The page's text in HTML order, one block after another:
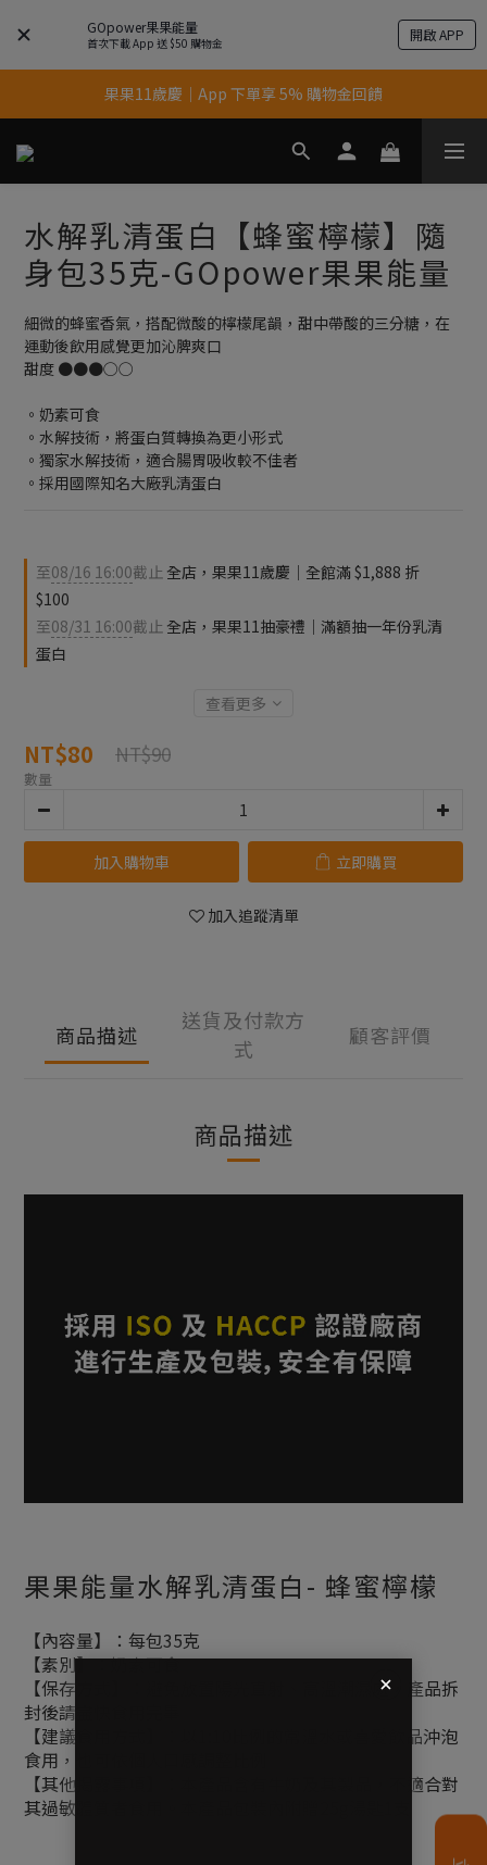
GOpower果果能量
首次下載 App 送 $50 購物金 開啟 APP
果果11歲慶｜App 下單享 5% 購物金回饋
果果11歲慶｜App 下單享 5% 購物金回饋
結帳輸入優惠代碼【gopower】享全單95折優惠！
果果11歲慶｜App 下單享 5% 購物金回饋
水解乳清蛋白【蜂蜜檸檬】隨
身包35克-GOpower果果能量
細微的蜂蜜香氣，搭配微酸的檸檬尾韻，甜中帶酸的三分糖，在
運動後飲用感覺更加沁脾爽口
甜度 ●●●○○
。奶素可食
。水解技術，將蛋白質轉換為更小形式
。獨家水解技術，適合腸胃吸收較不佳者
。採用國際知名大廠乳清蛋白
至08/16 16:00截止 全店，果果11歲慶｜全館滿 $1,888 折
$100
至08/31 16:00截止 全店，果果11抽豪禮｜滿額抽一年份乳清
蛋白
查看更多
NT$80 NT$90
數量
加入購物車 立即購買
加入追蹤清單
商品描述
送貨及付款方
式
顧客評價
商品描述
果果能量水解乳清蛋白- 蜂蜜檸檬
【內容量】：每包35克
【素別】：奶素可食
【保存方式】：避免放置陽光直射、高溫潮濕處，產品拆
封後請盡快食用完畢
【建議食用方式】：以1:10比例的常溫水或喜愛飲品沖泡
食用，也可依個人口感調整比例
【其他揭露事項】：本產品含有牛奶及其製品，不適合對
其過敏體質者食用。本產品包裝內附贈25g湯匙1支